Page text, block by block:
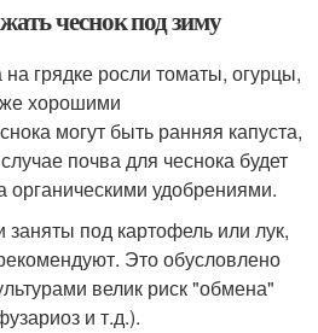
чеснок под зиму
грядке росли томаты, огурцы,
хорошими
могут быть ранняя капуста,
почва для чеснока будет
удобрениями.
под картофель или лук,
Это обусловлено
велик риск "обмена"
и т.д.).